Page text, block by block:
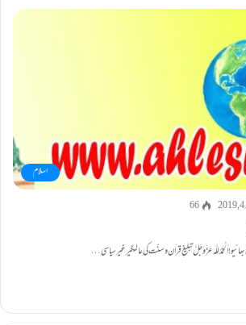
اسلام
66
بھائیو! اَلْحَمْدُ لِلّٰہ عَزَّوَجَلَّ تبلیغِ قراٰن وسنّت کی عالمگیر غیر سیاسی…